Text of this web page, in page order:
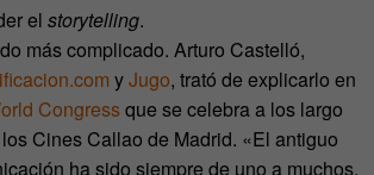
el storytelling.
más complicado. Arturo Castelló,
yJugo, trató de explicarlo en
Congressque se celebra a los largo
Cines Callao de Madrid. «El antiguo
ha sido siempre de uno a muchos.